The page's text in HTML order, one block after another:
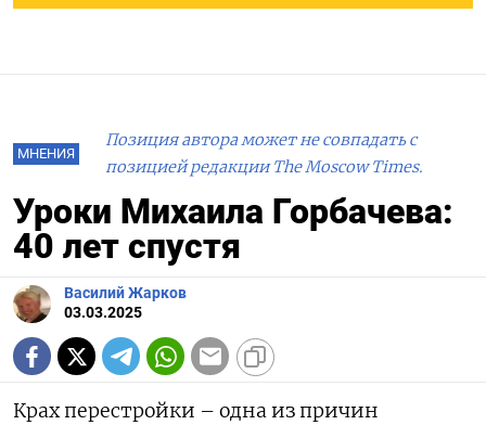
МНЕНИЯ
Позиция автора может не совпадать с
позицией редакции The Moscow Times.
Уроки Михаила Горбачева:
40 лет спустя
Василий Жарков
03.03.2025
Крах перестройки – одна из причин